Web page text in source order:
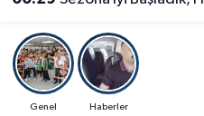
Genel Haberler
İğdir Namaz Vakitleri
Iğdır Trafik Yoğunluk
Süper Lig Puan